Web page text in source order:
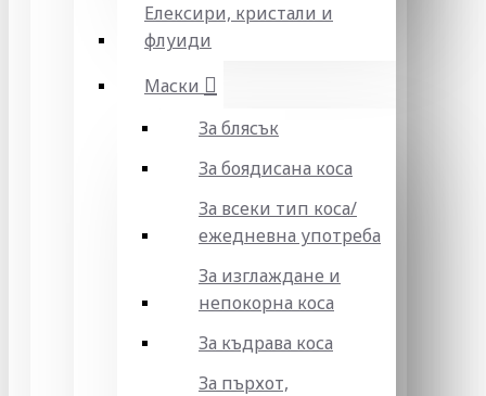
Елексири, кристали и
флуиди
Маски
За блясък
За боядисана коса
За всеки тип коса/
ежедневна употреба
За изглаждане и
непокорна коса
За къдрава коса
За пърхот,